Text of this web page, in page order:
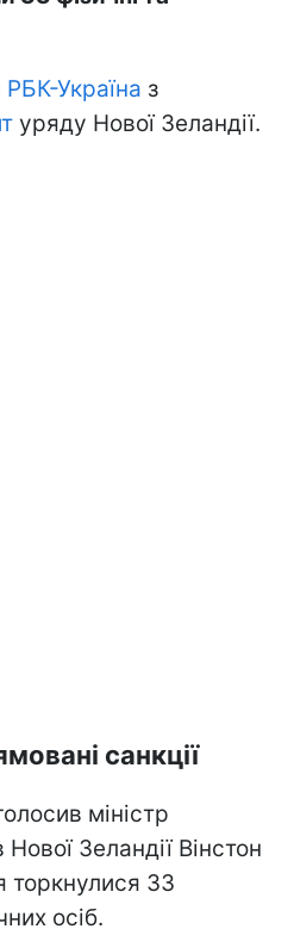
РБК-Україна з
уряду Нової Зеландії.
санкції
міністр
Зеландії Вінстон
торкнулися 33
осіб.